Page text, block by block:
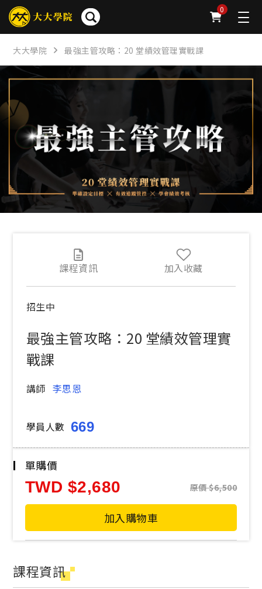
0
簡介 章節 問卷 FAQ
大大學院 最強主管攻略：20 堂績效管理實戰課
招生中
最強主管攻略：20 堂績效管理實
戰課
講師 李思恩
學員人數 669
課程資訊 加入收藏
單購價
TWD 2,680 原價 6,500
加入購物車
課程資訊